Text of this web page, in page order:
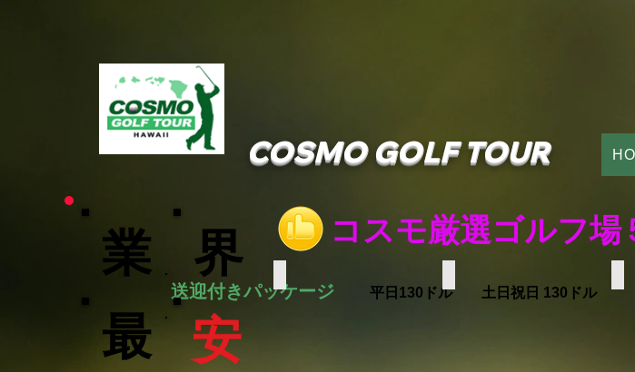
COSMO GOLF TOUR
送迎付きパッケージ 平日130ドル 土日祝日 130ドル
業
界
最
安
コスモ厳選ゴルフ場